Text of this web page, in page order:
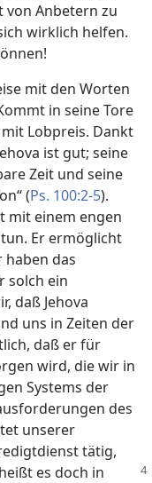
Anbetern zu
wirklich helfen.
mit den Worten
in seine Tore
Lobpreis. Dankt
ist gut; seine
Zeit und seine
(Ps. 100:2-5).
mit einem engen
Er ermöglicht
haben das
solch ein
daß Jehova
uns in Zeiten der
daß er für
wird, die wir in
Systems der
des
unserer
tätig,
es doch in